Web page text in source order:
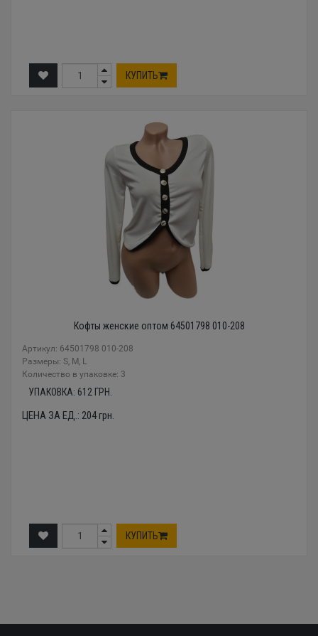
КУПИТЬ
Кофты женские оптом 64501798 010-208
Артикул: 64501798 010-208
Размеры: S, M, L
Количество в упаковке: 3
УПАКОВКА: 612 ГРН.
ЦЕНА ЗА ЕД.: 204грн.
КУПИТЬ